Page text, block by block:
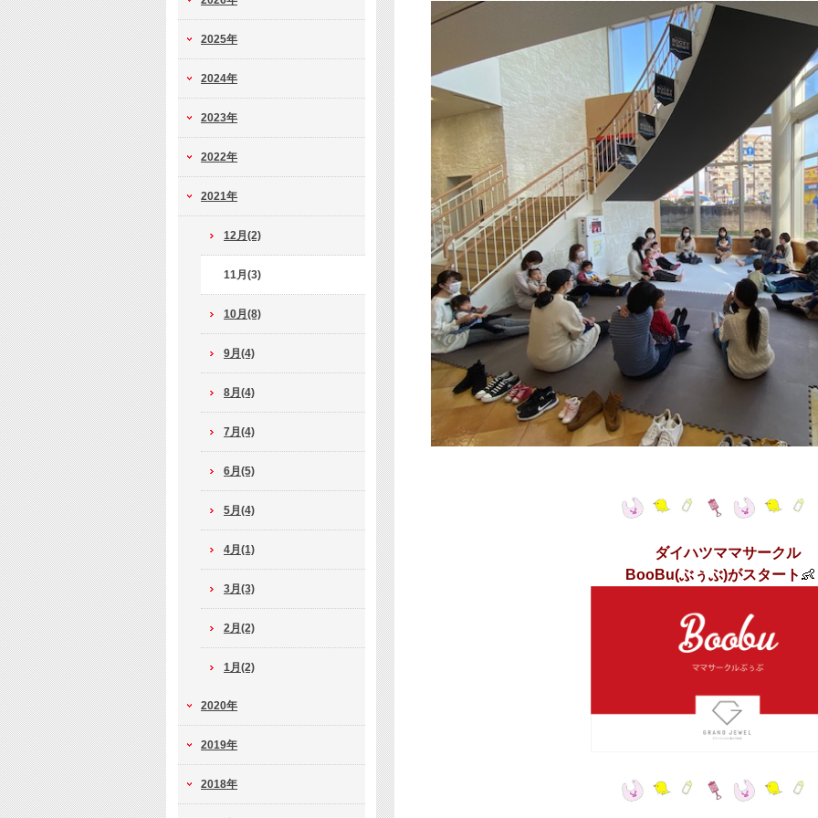
2025年
2024年
2023年
2022年
2021年
12月(2)
11月(3)
10月(8)
9月(4)
8月(4)
7月(4)
6月(5)
5月(4)
4月(1)
3月(3)
2月(2)
1月(2)
2020年
2019年
2018年
ダイハツママサークル
BooBu(ぶぅぶ)がスタート